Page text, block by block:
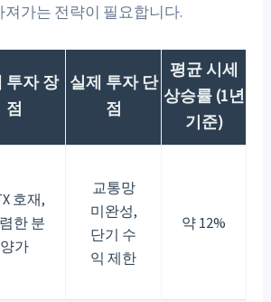
져가는 전략이 필요합니다.
투자 장
점
실제 투자 단
점
평균 시세
상승률 (1년
기준)
호재,
한 분
양가
교통망
미완성,
단기 수
익 제한
약 12%